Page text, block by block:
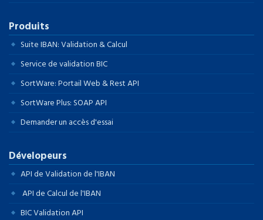
Produits
Suite IBAN: Validation & Calcul
Service de validation BIC
SortWare: Portail Web & Rest API
SortWare Plus: SOAP API
Demander un accès d'essai
Dévelopeurs
API de Validation de l'IBAN
API de Calcul de l'IBAN
BIC Validation API